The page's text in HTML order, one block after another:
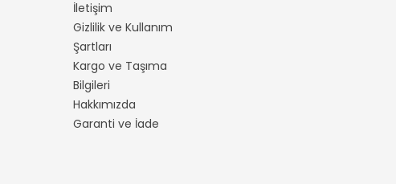
İletişim
Gizlilik ve Kullanım
Şartları
Kargo ve Taşıma
Bilgileri
Hakkımızda
Garanti ve İade